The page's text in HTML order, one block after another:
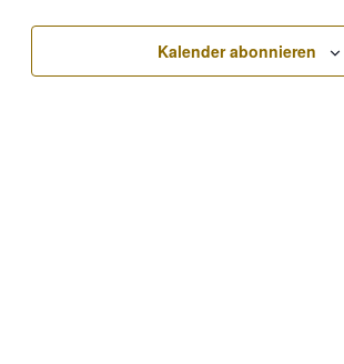
Kalender abonnieren